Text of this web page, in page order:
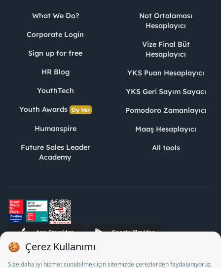
What We Do?
Corporate Login
Sign up for free
HR Blog
YouthTech
Youth Awards Oy Ver
Humanspire
Future Sales Leader
Academy
Not Ortalaması
Hesaplayıcı
Vize Final Büt
Hesaplayıcı
YKS Puan Hesaplayıcı
YKS Geri Sayım Sayacı
Pomodoro Zamanlayıcı
Maaş Hesaplayıcı
All tools